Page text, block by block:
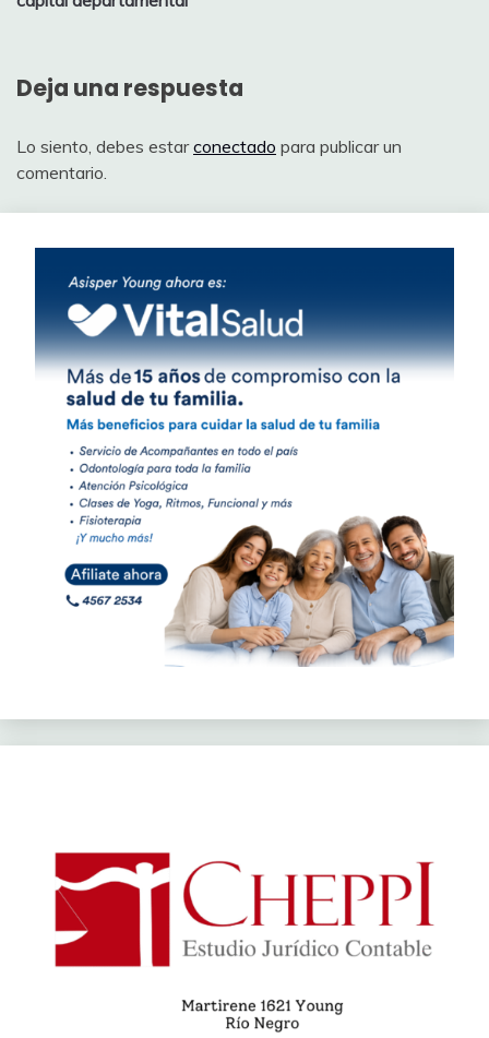
Deja una respuesta
Lo siento, debes estarconectado para publicar un
comentario.